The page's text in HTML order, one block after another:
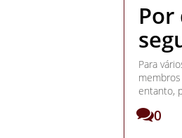
Para
entanto,
0